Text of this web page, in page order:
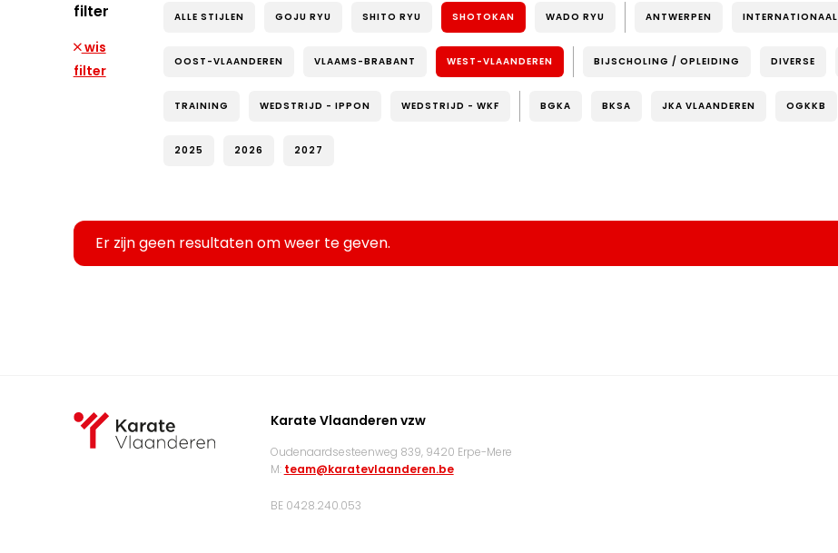
filter
wis
filter
ALLE STIJLEN GOJU RYU SHITO RYU SHOTOKAN WADO RYU ANTWERPEN INTERNATIONAAL
OOST-VLAANDEREN VLAAMS-BRABANT WEST-VLAANDEREN BIJSCHOLING / OPLEIDING DIVERSE
TRAINING WEDSTRIJD - IPPON WEDSTRIJD - WKF BGKA BKSA JKA VLAANDEREN OGKKB
2025 2026 2027
Er zijn geen resultaten om weer te geven.
Karate Vlaanderen vzw
Oudenaardsesteenweg 839, 9420 Erpe-Mere
M: team@karatevlaanderen.be
BE 0428.240.053